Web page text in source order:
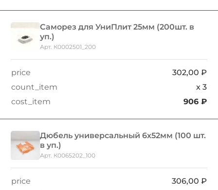
Саморез для УниПлит 25мм (200шт. в
уп.)
Арт. К0002501_200
302,00 ₽
x 3
906₽
Дюбель универсальный 6х52мм (100 шт.
в уп.)
Арт. К0065202_100
306,00 ₽